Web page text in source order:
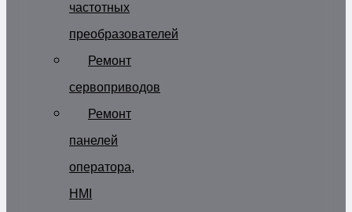
частотных
преобразователей
Ремонт
сервоприводов
Ремонт
панелей
оператора,
HMI